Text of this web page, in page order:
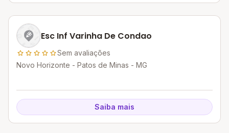
Esc Inf Varinha De Condao
Sem avaliações
Novo Horizonte - Patos de Minas - MG
Saiba mais